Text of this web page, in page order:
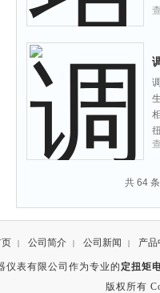
共 64
| 公司简介 | 公司新闻 | 产品
仪表有限公司作为专业的 定扭矩
版权所有